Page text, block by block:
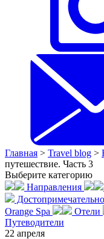
Главная > Travel blog >
путешествие. Часть 3
Выберите категорию
Направления
Orange Spa
Отели
Путеводители
22 апреля